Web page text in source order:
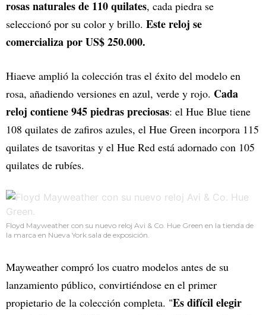
rosas naturales de 110 quilates, cada piedra se
seleccionó por su color y brillo. Este reloj se
comercializa por US$ 250.000.
Hiaeve amplió la colección tras el éxito del modelo en
rosa, añadiendo versiones en azul, verde y rojo. Cada
reloj contiene 945 piedras preciosas: el Hue Blue tiene
108 quilates de zafiros azules, el Hue Green incorpora 115
quilates de tsavoritas y el Hue Red está adornado con 105
quilates de rubíes.
Floyd Mayweather con su nuevo reloj Avi & Co. Hue Green en la tienda de
la marca en Nueva York sala de exposición.
Mayweather compró los cuatro modelos antes de su
lanzamiento público, convirtiéndose en el primer
propietario de la colección completa. "Es difícil elegir